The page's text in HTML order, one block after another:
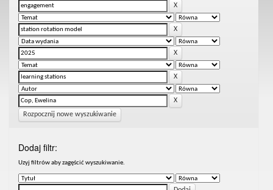
Rozpocznij nowe wyszukiwanie
Dodaj filtr:
Uzyj filtrów aby zagęścić wyszukiwanie.